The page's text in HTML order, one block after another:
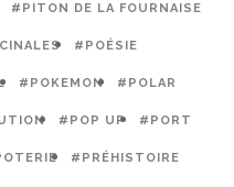
#PITON DE LA FOURNAISE
#POÉSIE
#POKEMON #POLAR
#POP UP #PORT
#PRÉHISTOIRE